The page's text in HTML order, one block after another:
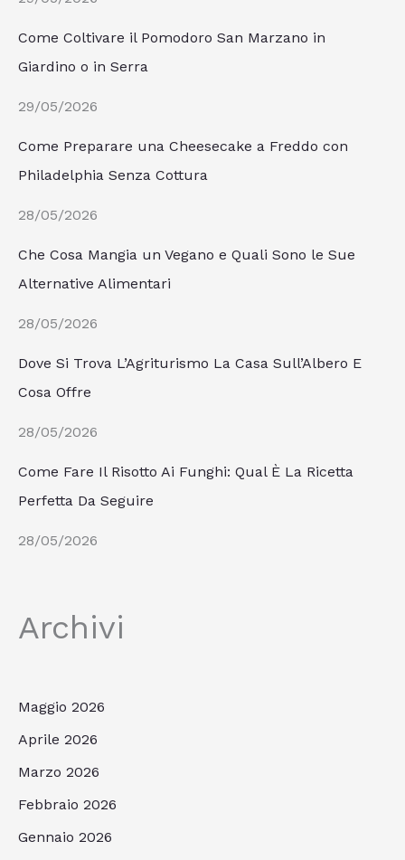
Come Coltivare il Pomodoro San Marzano in
Giardino o in Serra
29/05/2026
Come Preparare una Cheesecake a Freddo con
Philadelphia Senza Cottura
28/05/2026
Che Cosa Mangia un Vegano e Quali Sono le Sue
Alternative Alimentari
28/05/2026
Dove Si Trova L’Agriturismo La Casa Sull’Albero E
Cosa Offre
28/05/2026
Come Fare Il Risotto Ai Funghi: Qual È La Ricetta
Perfetta Da Seguire
28/05/2026
Archivi
Maggio 2026
Aprile 2026
Marzo 2026
Febbraio 2026
Gennaio 2026